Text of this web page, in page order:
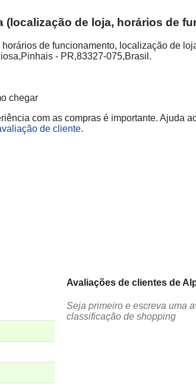
(localização de loja, horários de
de funcionamento, localização de
- PR,83327-075,Brasil.
chegar
com as compras é importante. Ajuda
de cliente.
Avaliações de clientes de
Seja primeiro e escreva uma
classificação de shopping